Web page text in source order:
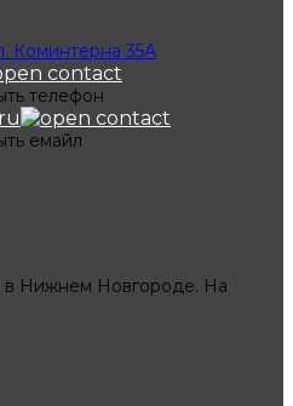
Коминтерна 35А
телефон
емайл
Нижнем Новгороде. На